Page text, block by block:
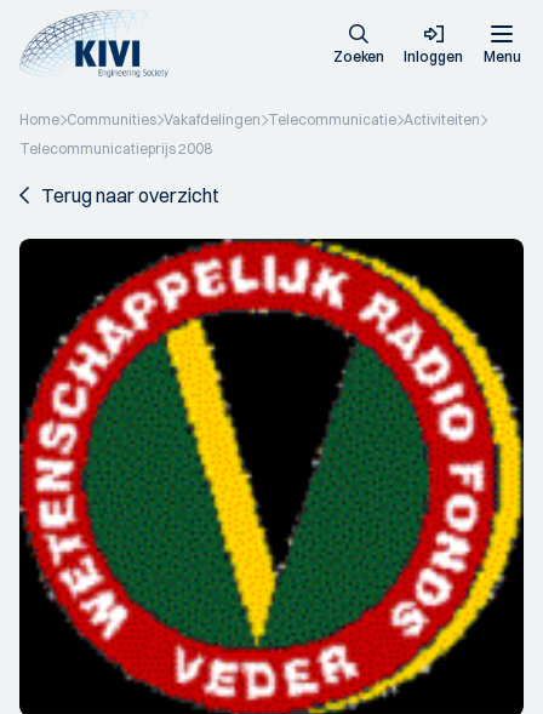
Zoeken Inloggen Menu
Home Communities Vakafdelingen Telecommunicatie Activiteiten
Telecommunicatieprijs 2008
Terug naar overzicht